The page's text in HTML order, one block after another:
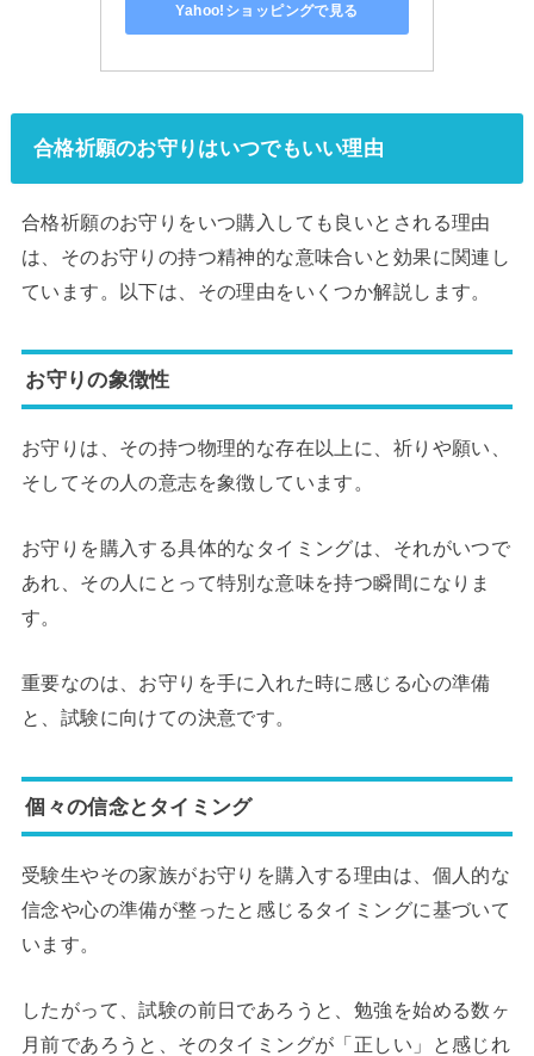
Yahoo!ショッピングで見る
合格祈願のお守りはいつでもいい理由
合格祈願のお守りをいつ購入しても良いとされる理由
は、そのお守りの持つ精神的な意味合いと効果に関連し
ています。以下は、その理由をいくつか解説します。
お守りの象徴性
お守りは、その持つ物理的な存在以上に、祈りや願い、
そしてその人の意志を象徴しています。
お守りを購入する具体的なタイミングは、それがいつで
あれ、その人にとって特別な意味を持つ瞬間になりま
す。
重要なのは、お守りを手に入れた時に感じる心の準備
と、試験に向けての決意です。
個々の信念とタイミング
受験生やその家族がお守りを購入する理由は、個人的な
信念や心の準備が整ったと感じるタイミングに基づいて
います。
したがって、試験の前日であろうと、勉強を始める数ヶ
月前であろうと、そのタイミングが「正しい」と感じれ